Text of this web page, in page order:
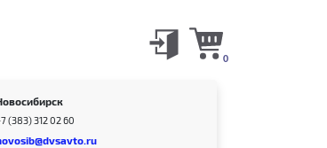
0
(383) 312 02 60